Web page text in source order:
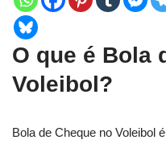
O que é Bola
Voleibol?
Bola de Cheque no Voleibol